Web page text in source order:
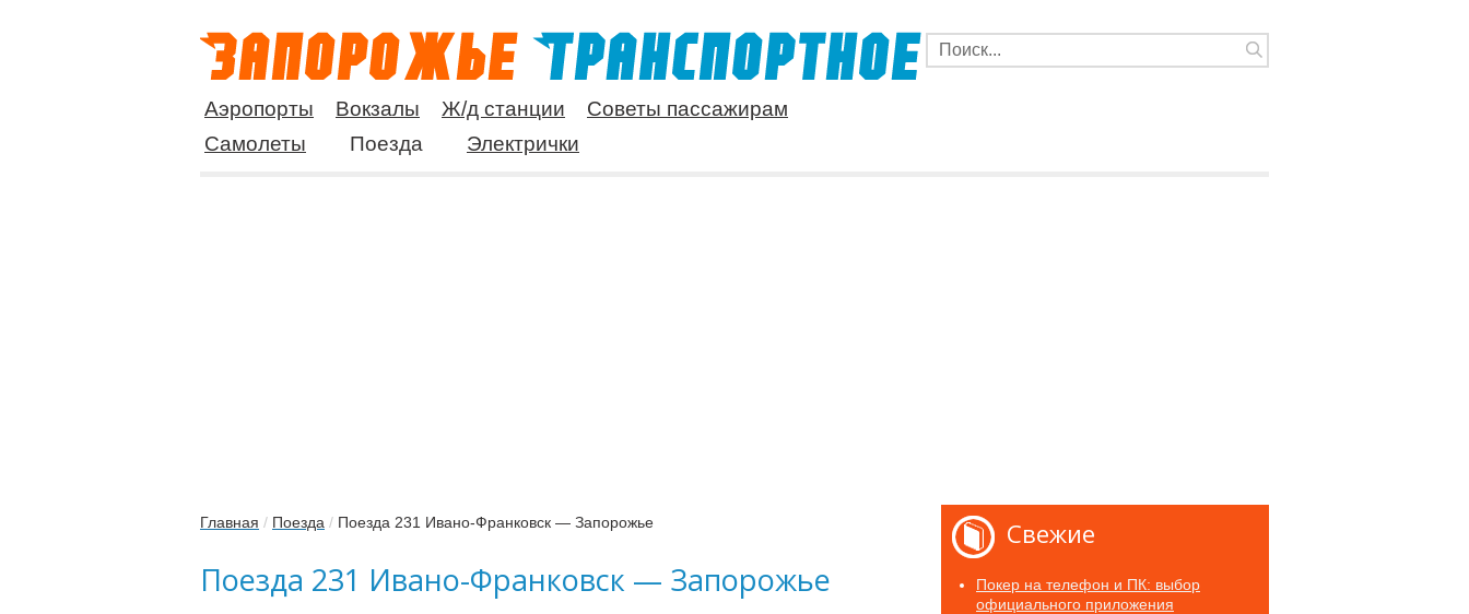
Аэропорты Вокзалы Ж/д станции
Советы пассажирам
Самолеты
Поезда Электрички
Главная / Поезда / Поезда 231 Ивано-Франковск — Запорожье
Поезда 231 Ивано-Франковск — Запорожье
Свежие
Покер на телефон и ПК: выбор
официального приложения